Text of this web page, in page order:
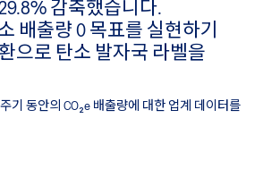
감축했습니다.
배출량 0 목표를 실현하기
으로 탄소 발자국 라벨을
기 동안의 CO₂e 배출량에 대한 업계 데이터를